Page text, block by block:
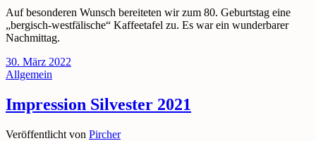
Auf besonderen Wunsch bereiteten wir zum 80. Geburtstag eine
„bergisch-westfälische“ Kaffeetafel zu. Es war ein wunderbarer
Nachmittag.
30. März 2022
Allgemein
Impression Silvester 2021
Veröffentlicht von Pircher